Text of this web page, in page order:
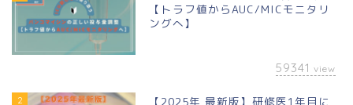
【トラフ値からAUC/MICモニタリ
ングへ】
59341 view
2
【2025年 最新版】研修医1年目に